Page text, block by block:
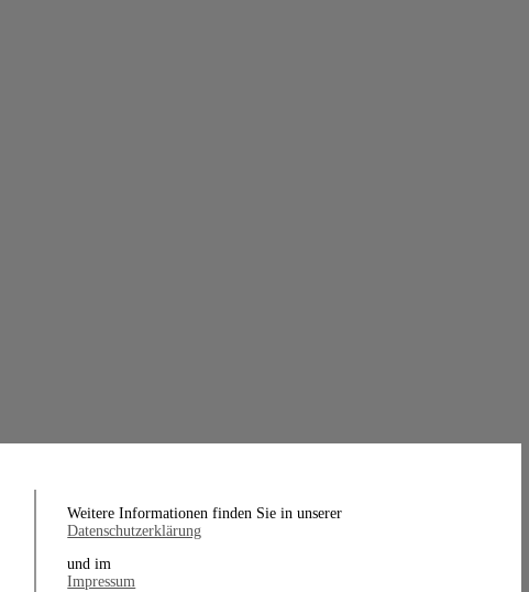
Weitere Informationen finden Sie in unserer
Datenschutzerklärung
und im
Impressum